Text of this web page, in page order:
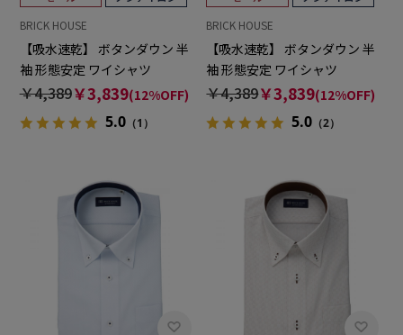
BRICK HOUSE
【吸水速乾】 ボタンダウン 半
袖 形態安定 ワイシャツ
￥4,389￥3,839(12%OFF)
5.0（1）
BRICK HOUSE
【吸水速乾】 ボタンダウン 半
袖 形態安定 ワイシャツ
￥4,389￥3,839(12%OFF)
5.0 （2）